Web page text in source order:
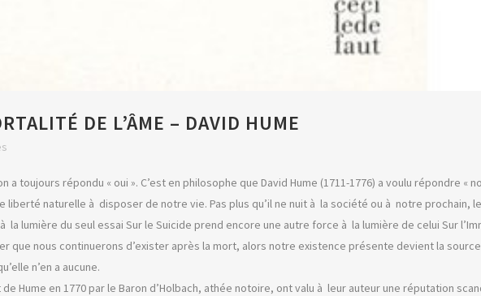
DE L’ÂME – DAVID HUME
toujours répondu « oui ». C’est en philosophe que David Hume (1711-1776) a voulu répondre «
naturelle à disposer de notre vie. Pas plus qu’il ne nuit à la société ou à notre prochain,
lumière du seul essai Sur le Suicide prend encore une autre force à la lumière de celui Sur
que nous continuerons d’exister après la mort, alors notre existence présente devient la
n’en a aucune.
Hume en 1770 par le Baron d’Holbach, athée notoire, ont valu à leur auteur une réputation